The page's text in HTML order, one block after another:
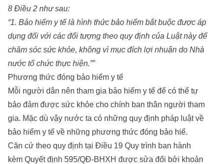
8 Điều 2 như sau:
“1. Bảo hiểm y tế là hình thức bảo hiểm bắt buộc được áp
dụng đối với các đối tượng theo quy định của Luật này để
chăm sóc sức khỏe, không vì mục đích lợi nhuận do Nhà
nước tổ chức thực hiện.””
Phương thức đóng bảo hiểm y tế
Mỗi người dân nên tham gia bảo hiểm y tế để có thể tự
bảo đảm được sức khỏe cho chính ban thân người tham
gia. Mặc dù vậy nước ta có những quy định pháp luật về
bảo hiểm y tế về những phương thức đóng bảo hiể.
Căn cứ theo quy định tại Điều 19 Quy trình ban hành
kèm Quyết định 595/QĐ-BHXH được sửa đổi bởi khoản